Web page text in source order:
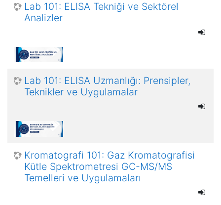
Lab 101: ELISA Tekniği ve Sektörel
Analizler
Lab 101: ELISA Uzmanlığı: Prensipler,
Teknikler ve Uygulamalar
Kromatografi 101: Gaz Kromatografisi
Kütle Spektrometresi GC-MS/MS
Temelleri ve Uygulamaları